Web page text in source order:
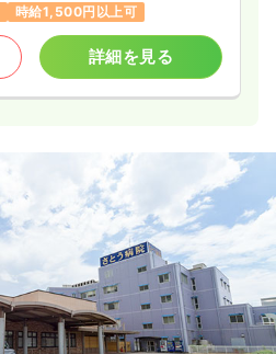
時給1,500円以上可
詳細を見る